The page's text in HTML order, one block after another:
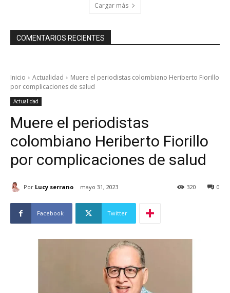
Cargar más
COMENTARIOS RECIENTES